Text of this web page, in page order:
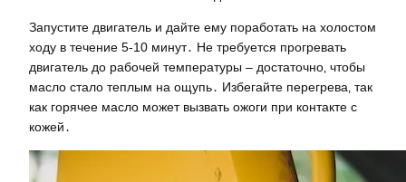
Запустите двигатель и дайте ему поработать на холостом
ходу в течение 5-10 минут․ Не требуется прогревать
двигатель до рабочей температуры – достаточно‚ чтобы
масло стало теплым на ощупь․ Избегайте перегрева‚ так
как горячее масло может вызвать ожоги при контакте с
кожей․